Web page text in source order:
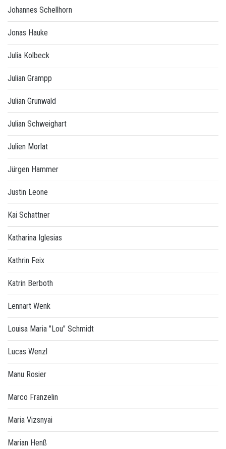
Johannes Schellhorn
Jonas Hauke
Julia Kolbeck
Julian Grampp
Julian Grunwald
Julian Schweighart
Julien Morlat
Jürgen Hammer
Justin Leone
Kai Schattner
Katharina Iglesias
Kathrin Feix
Katrin Berboth
Lennart Wenk
Louisa Maria "Lou" Schmidt
Lucas Wenzl
Manu Rosier
Marco Franzelin
Maria Vizsnyai
Marian Henß